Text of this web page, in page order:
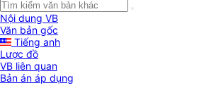
Nội dung VB
Văn bản gốc
Tiếng anh
Lược đồ
VB liên quan
Bản án áp dụng